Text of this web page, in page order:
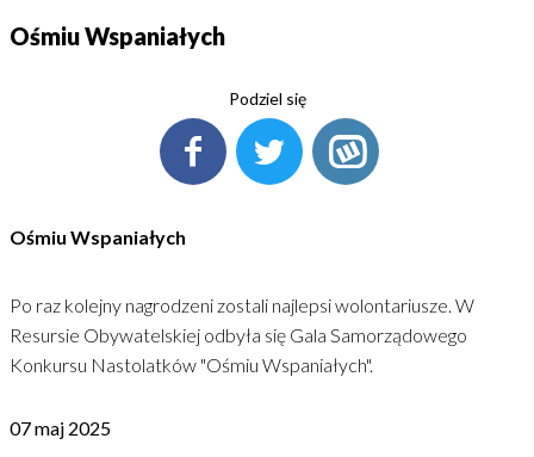
Ośmiu Wspaniałych
Podziel się
Ośmiu Wspaniałych
Po raz kolejny nagrodzeni zostali najlepsi wolontariusze. W
Resursie Obywatelskiej odbyła się Gala Samorządowego
Konkursu Nastolatków "Ośmiu Wspaniałych".
07 maj 2025